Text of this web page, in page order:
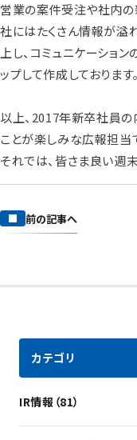
営業の案件受注や社内の
社にはたくさん情報が溢
上し、コミュニケーショ
ップして作成しております。
以上、2017年新卒社員
ことが楽しみな広報担
それでは、皆さま良い週末
前の記事へ
カテゴリ
IR情報（81）